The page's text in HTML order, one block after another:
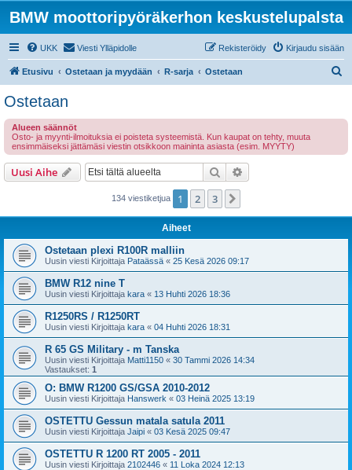
BMW moottoripyöräkerhon keskustelupalsta
UKK Viesti Ylläpidolle Kirjaudu sisään
Rekisteröidy
Etusivu Ostetaan ja myydään R-sarja Ostetaan
Ostetaan
Alueen säännöt
Osto- ja myynti-ilmoituksia ei poisteta systeemistä. Kun kaupat on tehty, muuta
ensimmäiseksi jättämäsi viestin otsikkoon maininta asiasta (esim. MYYTY)
Uusi Aihe Etsi
134 viestiketjua 1 2 3
Aiheet
Ostetaan plexi R100R malliin
Uusin viesti Kirjoittaja Pataässä « 25 Kesä 2026 09:17
BMW R12 nine T
Uusin viesti Kirjoittaja kara « 13 Huhti 2026 18:36
R1250RS / R1250RT
Uusin viesti Kirjoittaja kara « 04 Huhti 2026 18:31
R 65 GS Military - m Tanska
Uusin viesti Kirjoittaja Matti1150 « 30 Tammi 2026 14:34
Vastaukset: 1
O: BMW R1200 GS/GSA 2010-2012
Uusin viesti Kirjoittaja Hanswerk « 03 Heinä 2025 13:19
OSTETTU Gessun matala satula 2011
Uusin viesti Kirjoittaja Jaipi « 03 Kesä 2025 09:47
OSTETTU R 1200 RT 2005 - 2011
Uusin viesti Kirjoittaja 2102446 « 11 Loka 2024 12:13